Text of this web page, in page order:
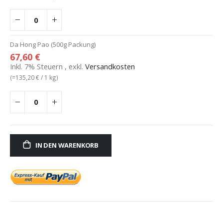
Da Hong Pao (500g Packung)
67,60 €
Inkl. 7% Steuern , exkl. Versandkosten
(=135,20 € / 1 kg)
IN DEN WARENKORB